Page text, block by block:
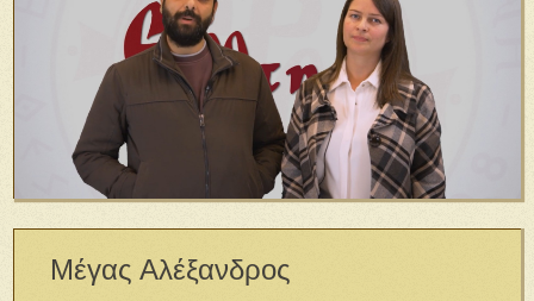
Μέγας Αλέξανδρος